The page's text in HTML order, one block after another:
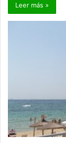
Leer más »